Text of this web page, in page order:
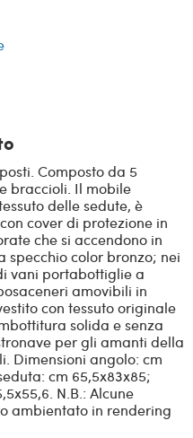
Composto da 5
braccioli. Il mobile
delle sedute, è
cover di protezione in
che si accendono in
specchio color bronzo; nei
vani portabottiglie a
amovibili in
con tessuto originale
solida e senza
per gli amanti della
Dimensioni angolo: cm
cm 65,5x83x85;
N.B.: Alcune
ambientato in rendering